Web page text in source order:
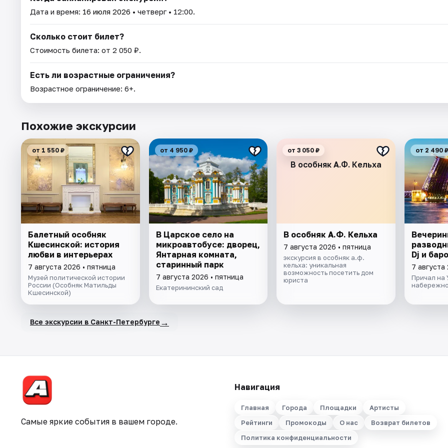
Дата и время: 16 июля 2026 • четверг • 12:00.
Сколько стоит билет?
Стоимость билета: от 2 050 ₽.
Есть ли возрастные ограничения?
Возрастное ограничение: 6+.
Похожие экскурсии
от 1 550 ₽
Балетный особняк
Кшесинской: история
любви в интерьерах
7 августа 2026 • пятница
Музей политической истории
России (Особняк Матильды
Кшесинской)
от 4 950 ₽
В Царское село на
микроавтобусе: дворец,
Янтарная комната,
старинный парк
7 августа 2026 • пятница
Екатерининский сад
В особняк А.Ф. Кельха
от 3 050 ₽
В особняк А.Ф. Кельха
7 августа 2026 • пятница
экскурсия в особняк а.ф.
кельха: уникальная
возможность посетить дом
юриста
от 2 490 ₽
Dj и
7 августа
Причал на
Все экскурсии в Санкт-Петербурге →
Самые яркие события в вашем городе.
Навигация
Главная Города Площадки
Артисты
Рейтинги
Промокоды О нас
Возврат билетов
Политика конфиденциальности